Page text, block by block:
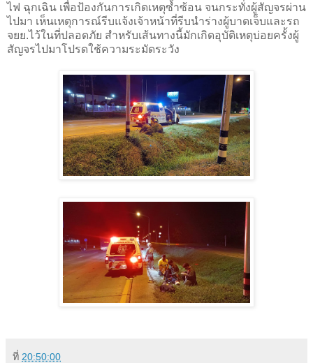
ไฟ ฉุกเฉิน เพื่อป้องกันการเกิดเหตุซ้ำซ้อน จนกระทั่งผู้สัญจรผ่าน
ไปมา เห็นเหตุการณ์รีบแจ้งเจ้าหน้าที่รีบนำร่างผู้บาดเจ็บและรถ
จยย.ไว้ในที่ปลอดภัย สำหรับเส้นทางนี้มักเกิดอุบัติเหตุบ่อยครั้งผู้
สัญจรไปมาโปรดใช้ความระมัดระวัง
ที่ 20:50:00